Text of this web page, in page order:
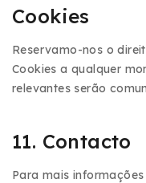
Cookies
Reservamo-nos o
Cookies a qualquer
relevantes serão
11. Contacto
Para mais